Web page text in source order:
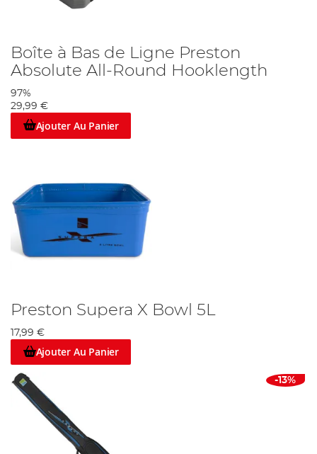
Boîte à Bas de Ligne Preston
Absolute All-Round Hooklength
97%
29,99 €
Ajouter Au Panier
Preston Supera X Bowl 5L
17,99 €
Ajouter Au Panier
-13%